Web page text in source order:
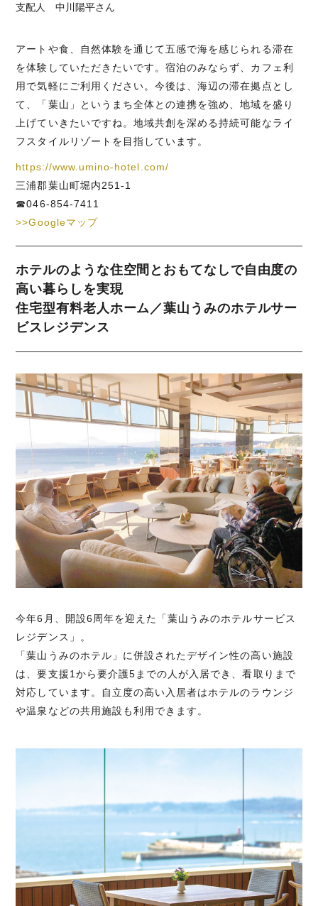
支配人 中川陽平さん
アートや食、自然体験を通じて五感で海を感じられる滞在
を体験していただきたいです。宿泊のみならず、カフェ利
用で気軽にご利用ください。今後は、海辺の滞在拠点とし
て、「葉山」というまち全体との連携を強め、地域を盛り
上げていきたいですね。地域共創を深める持続可能なライ
フスタイルリゾートを目指しています。
https://www.umino-hotel.com/
三浦郡葉山町堀内251-1
☎046-854-7411
>>Googleマップ
ホテルのような住空間とおもてなしで自由度の
高い暮らしを実現
住宅型有料老人ホーム／葉山うみのホテルサー
ビスレジデンス
今年6月、開設6周年を迎えた「葉山うみのホテルサービス
レジデンス」。
「葉山うみのホテル」に併設されたデザイン性の高い施設
は、要支援1から要介護5までの人が入居でき、看取りまで
対応しています。自立度の高い入居者はホテルのラウンジ
や温泉などの共用施設も利用できます。